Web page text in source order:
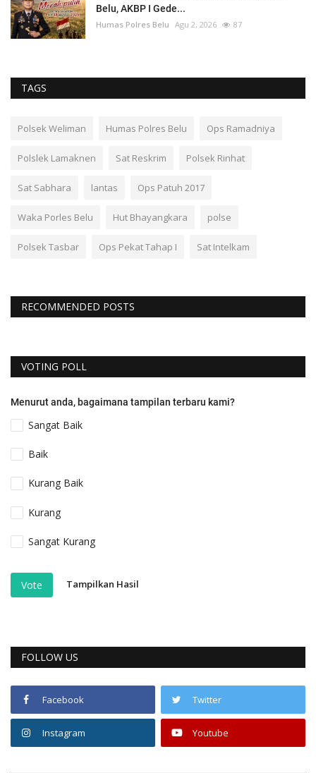
Belu, AKBP I Gede...
Humas Polres Belu Agu 2, 2026 87
TAGS
Polsek Weliman Humas Polres Belu Ops Ramadniya
Polslek Lamaknen Sat Reskrim Polsek Rinhat
Sat Sabhara lantas Ops Patuh 2017
Waka Porles Belu Hut Bhayangkara polse
Polsek Tasbar Ops Pekat Tahap I Sat Intelkam
RECOMMENDED POSTS
VOTING POLL
Menurut anda, bagaimana tampilan terbaru kami?
Sangat Baik
Baik
Kurang Baik
Kurang
Sangat Kurang
Vote Tampilkan Hasil
FOLLOW US
Facebook Twitter
Instagram Youtube